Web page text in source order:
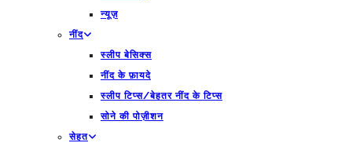
न्यूज़
नींद
स्लीप बेसिक्स
नींद के फ़ायदे
स्लीप टिप्स/बेहतर नींद के टिप्स
सोने की पोज़ीशन
सेहत